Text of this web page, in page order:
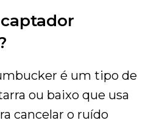
é um tipo de
ou baixo que usa
cancelar o ruído